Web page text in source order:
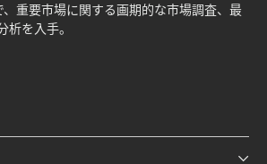
重要市場に関する画期的な市場調査、最
を入手。